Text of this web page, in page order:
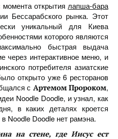
открытия лапша-бара
Бессарабского рынка. Этот
уникальный для Киева
которого являются
быстрая выдача
через интерактивное меню, и
потребителя азиатские
открыто уже 6 ресторанов
с Артемом Пророком,
Noodle Doodle, и узнал, как
в каких деталях кроется
Noodle Doodle нет рамэна.
на стене, где Иисус ест